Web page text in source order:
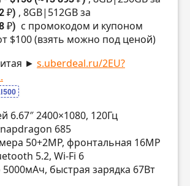
₽) , 8GB|512GB за
₽) с промокодом и купоном
$100 (взять можно под ценой)
► s.uberdeal.ru/2EU?
6.67″ 2400×1080, 120Гц
685
50+2MP, фронтальная 16MP
5.2, Wi-Fi 6
5000мАч, быстрая зарядка 67Вт